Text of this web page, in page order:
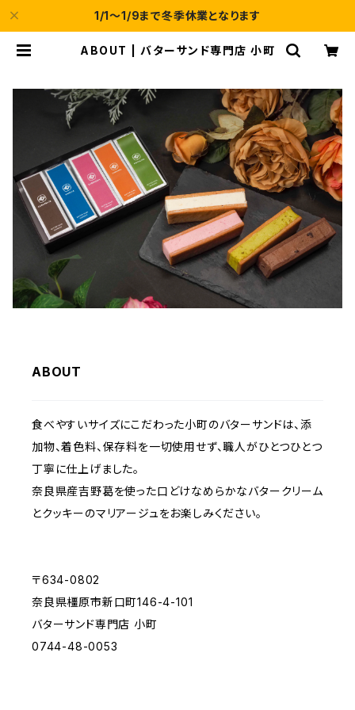
1/1～1/9まで冬季休業となります
ABOUT | バターサンド専門店 小町
ABOUT
食べやすいサイズにこだわった小町のバターサンドは、添
加物、着色料、保存料を一切使用せず、職人がひとつひとつ
丁寧に仕上げました。
奈良県産吉野葛を使った口どけなめらかなバタークリーム
とクッキーのマリアージュをお楽しみください。
〒634-0802
奈良県橿原市新口町146-4-101
バターサンド専門店 小町
0744-48-0053